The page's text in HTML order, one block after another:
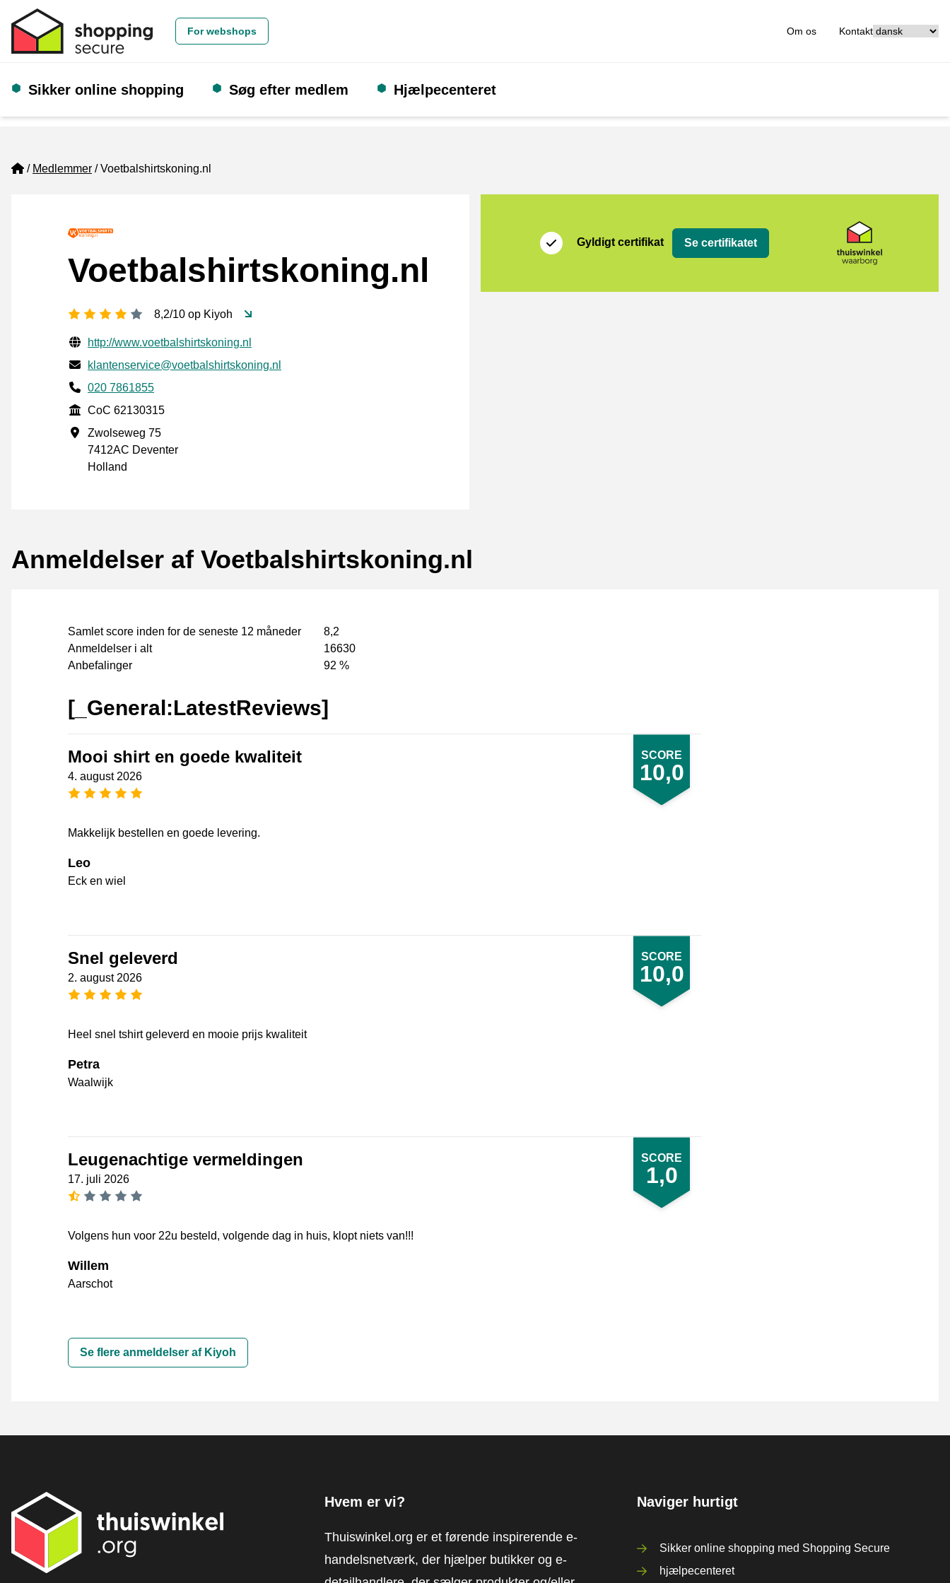
For webshops Om os Kontakt
Sikker online shopping Søg efter medlem Hjælpecenteret
Home
Medlemmer Voetbalshirtskoning.nl
Voetbalshirtskoning.nl
[_General:NumberOfStarsPluralFormat]
8,2/10 op Kiyoh
Verificerede kontaktoplysninger
Website URL
http://www.voetbalshirtskoning.nl
E-mail
klantenservice@voetbalshirtskoning.nl
Phone number
020 7861855
CoC
CoC 62130315
Forretningsadresse
Zwolseweg 75
7412AC Deventer
Holland
Gyldigt certifikat Se certifikatet
Anmeldelser af Voetbalshirtskoning.nl
Samlet score inden for de seneste 12 måneder
8,2
Anmeldelser i alt
16630
Anbefalinger
92 %
[_General:LatestReviews]
SCORE
10,0
Mooi shirt en goede kwaliteit
4. august 2026
[_General:NumberOfStarsPluralFormat]
Makkelijk bestellen en goede levering.
Leo
Eck en wiel
SCORE
10,0
Snel geleverd
2. august 2026
[_General:NumberOfStarsPluralFormat]
Heel snel tshirt geleverd en mooie prijs kwaliteit
Petra
Waalwijk
SCORE
1,0
Leugenachtige vermeldingen
17. juli 2026
Volgens hun voor 22u besteld, volgende dag in huis, klopt niets van!!!
Willem
Aarschot
Se flere anmeldelser af Kiyoh
Hvem er vi?
Thuiswinkel.org er et førende inspirerende e-
handelsnetværk, der hjælper butikker og e-
Naviger hurtigt
Sikker online shopping med Shopping Secure
hjælpecenteret